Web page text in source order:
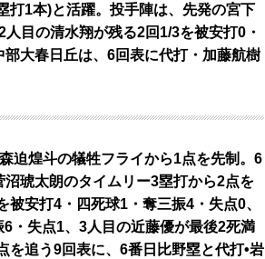
打1本)と活躍。投手陣は、先発の宮下
目の清水翔が残る2回1/3を被安打0・
大春日丘は、6回表に代打・加藤航樹
迫煌斗の犠牲フライから1点を先制。6
琥太朗のタイムリー3塁打から2点を
安打4・四死球1・奪三振4・失点0、
・失点1、3人目の近藤優が最後2死満
追う9回表に、6番日比野塁と代打•岩